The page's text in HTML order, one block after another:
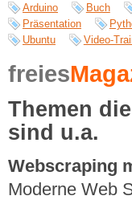
Arduino Buch
Präsentation
Ubuntu
Video-
freies
Themen
sind u.a.
Webscraping
Moderne Web